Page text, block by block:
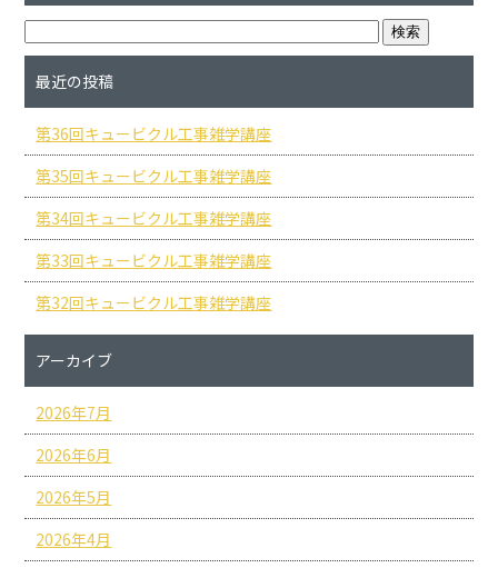
最近の投稿
第36回キュービクル工事雑学講座
第35回キュービクル工事雑学講座
第34回キュービクル工事雑学講座
第33回キュービクル工事雑学講座
第32回キュービクル工事雑学講座
アーカイブ
2026年7月
2026年6月
2026年5月
2026年4月